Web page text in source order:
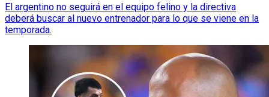
El argentino no seguirá en el equipo felino y la directiva
deberá buscar al nuevo entrenador para lo que se viene en la
temporada.